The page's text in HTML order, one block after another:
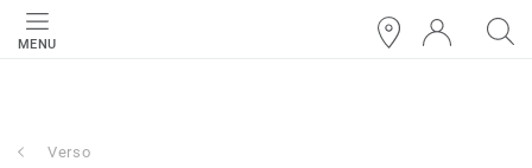
MENU
Verso